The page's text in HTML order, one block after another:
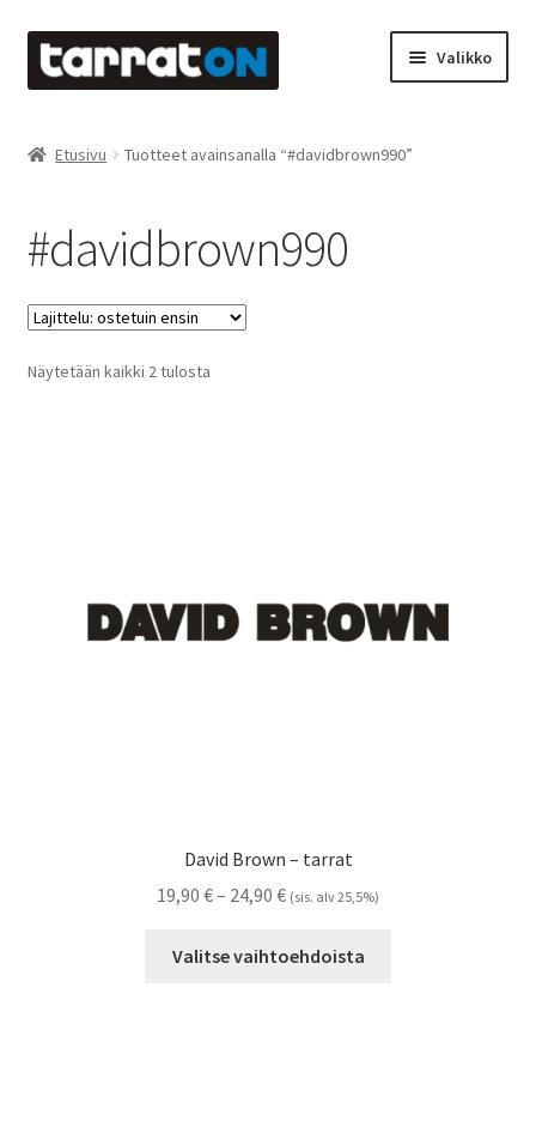
Siirry
navigointiin
Siirry
sisältöön
Valikko
Laserleikkaus & -kaiverrus
Mainosteippaukset & teippausten poisto
Muovitarrat & tulostetut tarrat
Silityskuvioiden kiinnitysohjeet
Etusivu Tuotteet avainsanalla “#davidbrown990”
#davidbrown990
Näytetään kaikki 2 tulostaSuosituimmat
David Brown – tarrat
19,90 €– 24,90 €Hintaluokka:
-
(sis. alv 25,5%)
Valitse vaihtoehdoista